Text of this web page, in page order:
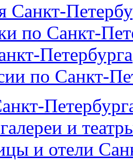
Санкт-
по Санкт-
Петербурга
по Санкт-
и
и отели